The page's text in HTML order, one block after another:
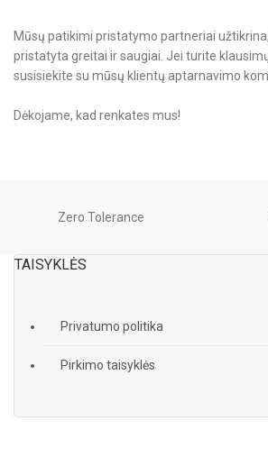
Mūsų patikimi pristatymo partneriai
pristatyta greitai ir saugiai. Jei turite
susisiekite su mūsų klientų aptarnavimo
Dėkojame, kad renkates mus!
Zero Tolerance
TAISYKLĖS
Privatumo politika
Pirkimo taisyklės